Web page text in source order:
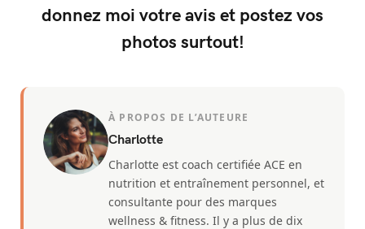
donnez moi votre avis et postez vos
photos surtout!
À PROPOS DE L’AUTEURE
Charlotte
Charlotte est coach certifiée ACE en
nutrition et entraînement personnel, et
consultante pour des marques
wellness & fitness. Il y a plus de dix